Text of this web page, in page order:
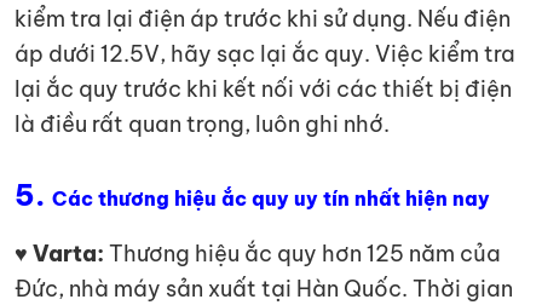
kiểm tra lại điện áp trước khi sử dụng. Nếu điện
áp dưới 12.5V, hãy sạc lại ắc quy. Việc kiểm tra
lại ắc quy trước khi kết nối với các thiết bị điện
là điều rất quan trọng, luôn ghi nhớ.
5. Các thương hiệu ắc quy uy tín nhất hiện nay
♥ Varta: Thương hiệu ắc quy hơn 125 năm của
Đức, nhà máy sản xuất tại Hàn Quốc. Thời gian